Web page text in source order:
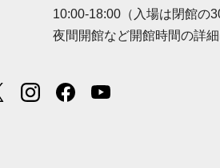
10:00-18:00（入場は閉館の
夜間開館など開館時間の詳